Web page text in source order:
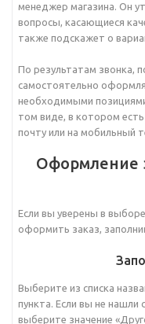
менеджер магазина. Он
вопросы, касающиеся
также подскажет о
По результатам звонка,
самостоятельно
необходимыми
том виде, в котором
почту или на мобильный
Оформление
Если вы уверены в
оформить заказ,
Выберите из списка
пункта. Если вы не нашли
выберите значение